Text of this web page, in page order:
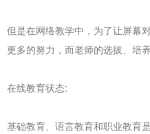
但是在网络教学中，为了让屏幕
更多的努力，而老师的选拔、培
在线教育状态:
基础教育、语言教育和职业教育